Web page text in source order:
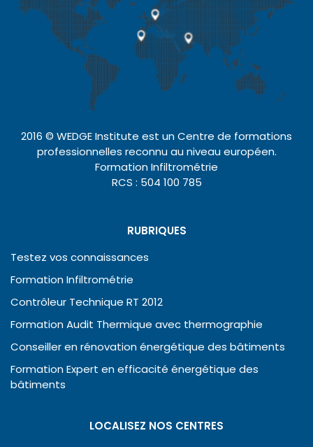
2016 © WEDGE Institute est un Centre de formations
professionnelles reconnu au niveau européen.
Formation Infiltrométrie
RCS : 504 100 785
RUBRIQUES
Testez vos connaissances
Formation Infiltrométrie
Contrôleur Technique RT 2012
Formation Audit Thermique avec thermographie
Conseiller en rénovation énergétique des bâtiments
Formation Expert en efficacité énergétique des
bâtiments
LOCALISEZ NOS CENTRES